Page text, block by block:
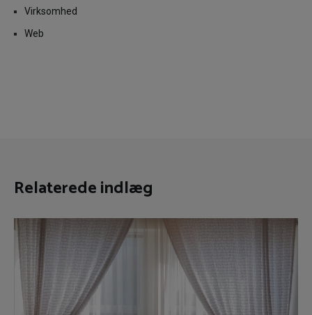
Virksomhed
Web
Relaterede indlæg